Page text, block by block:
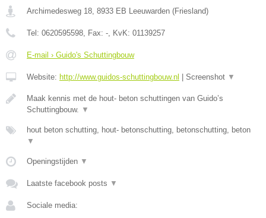
Archimedesweg 18, 8933 EB Leeuwarden (Friesland)
Tel: 0620595598, Fax: -, KvK: 01139257
E-mail › Guido's Schuttingbouw
Website: http://www.guidos-schuttingbouw.nl Screenshot ▼
Maak kennis met de hout- beton schuttingen van Guido’s
Schuttingbouw. ▼
hout beton schutting, hout- betonschutting, betonschutting, beton
▼
Openingstijden ▼
Laatste facebook posts ▼
Sociale media: